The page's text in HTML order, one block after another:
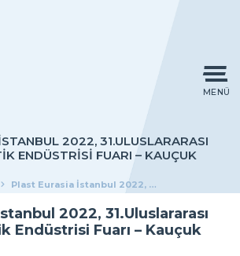
MENÜ
2022, 31.ULUSLARARASI
ENDÜSTRISI FUARI – KAUÇUK
Plast Eurasia İstanbul 2022, 31.Uluslararası İstanbul Plastik Endüstrisi Fuarı – Kauçuk Özel Bölümü
2022, 31.Uluslararası
Endüstrisi Fuarı – Kauçuk